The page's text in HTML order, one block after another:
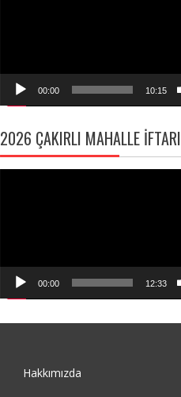
00:00 10:15
2026 ÇAKIRLI MAHALLE İFTARI
00:00 12:33
Hakkımızda